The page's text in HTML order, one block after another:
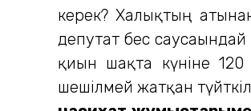
керек? Халықтың
депутат бес
қиын шақта күніне
шешілмей жатқан